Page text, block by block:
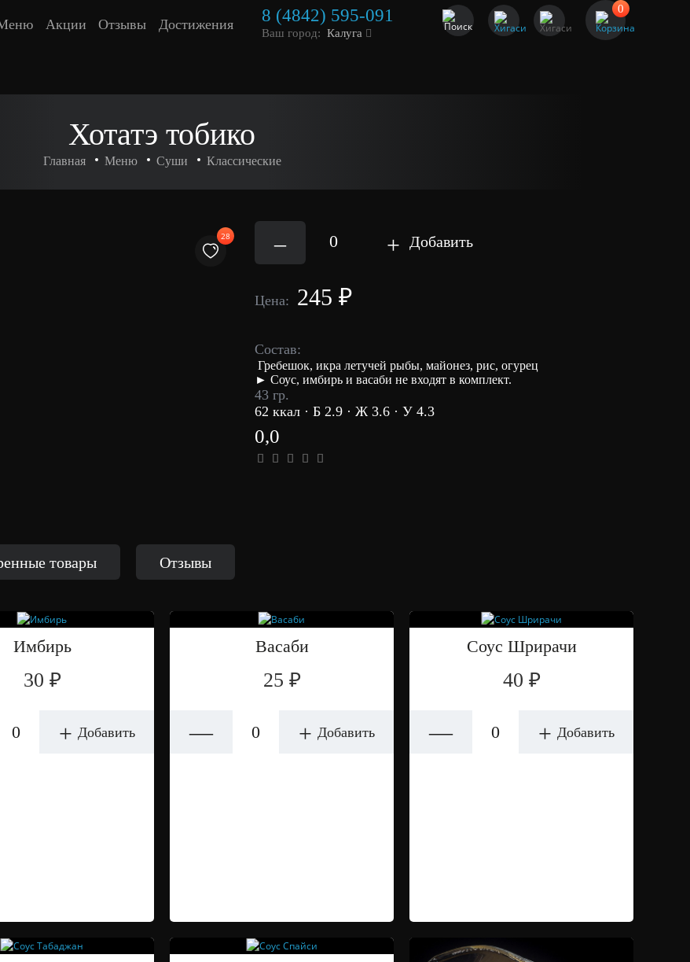
Акции Отзывы Достижения 8 (4842) 595-091
Ваш город: Калуга
0
Главная Меню Суши Классические
Хотатэ тобико
28 – 0 + Добавить
Цена: 245 ₽
Состав:
Гребешок, икра летучей рыбы, майонез, рис, огурец
► Соус, имбирь и васаби не входят в комплект.
43 гр.
62 ккал · Б 2.9 · Ж 3.6 · У 4.3
0,0
товары Отзывы
Имбирь
30 ₽
+ Добавить
Васаби
25 ₽
— + Добавить
Соус Шрирачи
40 ₽
— + Добавить